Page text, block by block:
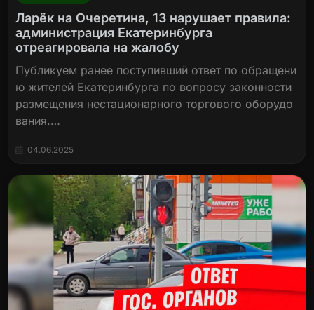
Ларёк на Очеретина, 13 нарушает правила:
администрация Екатеринбурга
отреагировала на жалобу
Публикуем ранее поступивший ответ по обращени
ю жителей Екатеринбурга по вопросу законности
размещения нестационарного торгового оборудо
вания.…
04.06.2025